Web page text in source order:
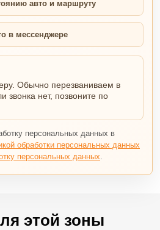
авто и маршруту
в мессенджере
Обычно перезваниваем в
звонка нет, позвоните по
персональных данных в
обработки персональных данных
персональных данных.
этой зоны